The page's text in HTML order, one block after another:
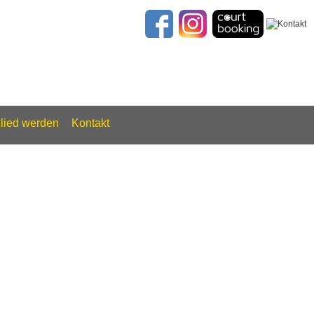
werden Kontakt